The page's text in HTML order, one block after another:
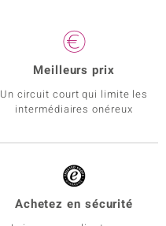
Meilleurs prix
Un circuit court qui limite les
intermédiaires onéreux
Achetez en sécurité